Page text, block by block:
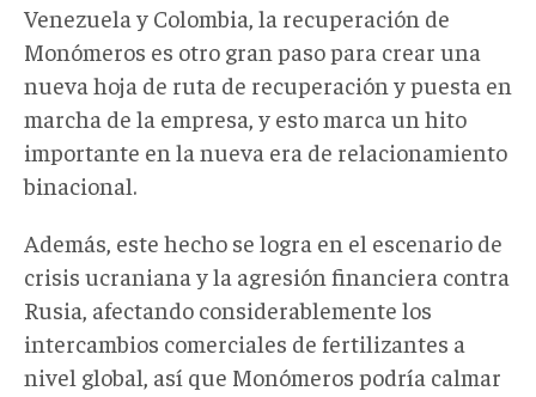
Venezuela y Colombia, la recuperación de
Monómeros es otro gran paso para crear una
nueva hoja de ruta de recuperación y puesta en
marcha de la empresa, y esto marca un hito
importante en la nueva era de relacionamiento
binacional.
Además, este hecho se logra en el escenario de
crisis ucraniana y la agresión financiera contra
Rusia, afectando considerablemente los
intercambios comerciales de fertilizantes a
nivel global, así que Monómeros podría calmar